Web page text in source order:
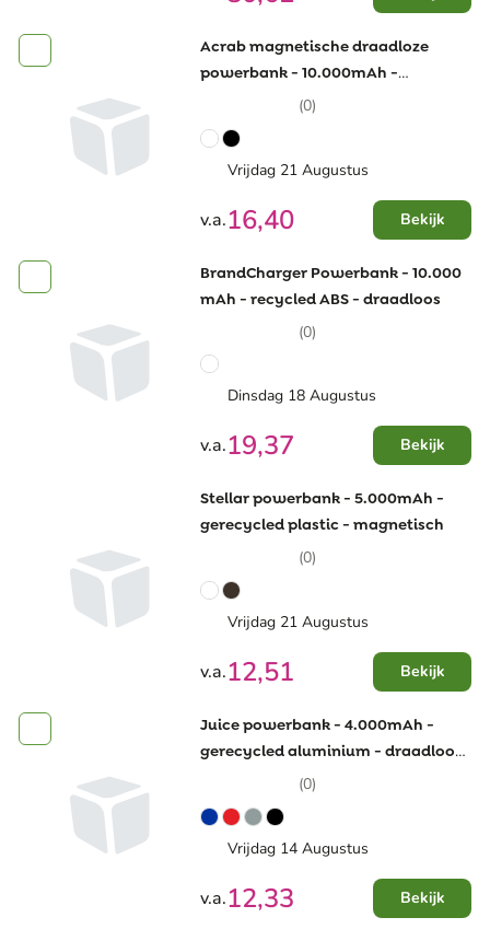
Acrab magnetische draadloze
powerbank - 10.000mAh -
gerecycled plastic
(0)
Vrijdag 21 Augustus
v.a.16,40 Bekijk
BrandCharger Powerbank - 10.000
mAh - recycled ABS - draadloos
(0)
Dinsdag 18 Augustus
v.a.19,37 Bekijk
Stellar powerbank - 5.000mAh -
gerecycled plastic - magnetisch
(0)
Vrijdag 21 Augustus
v.a.12,51 Bekijk
Juice powerbank - 4.000mAh -
gerecycled aluminium - draadloos
(0)
Vrijdag 14 Augustus
v.a.12,33 Bekijk